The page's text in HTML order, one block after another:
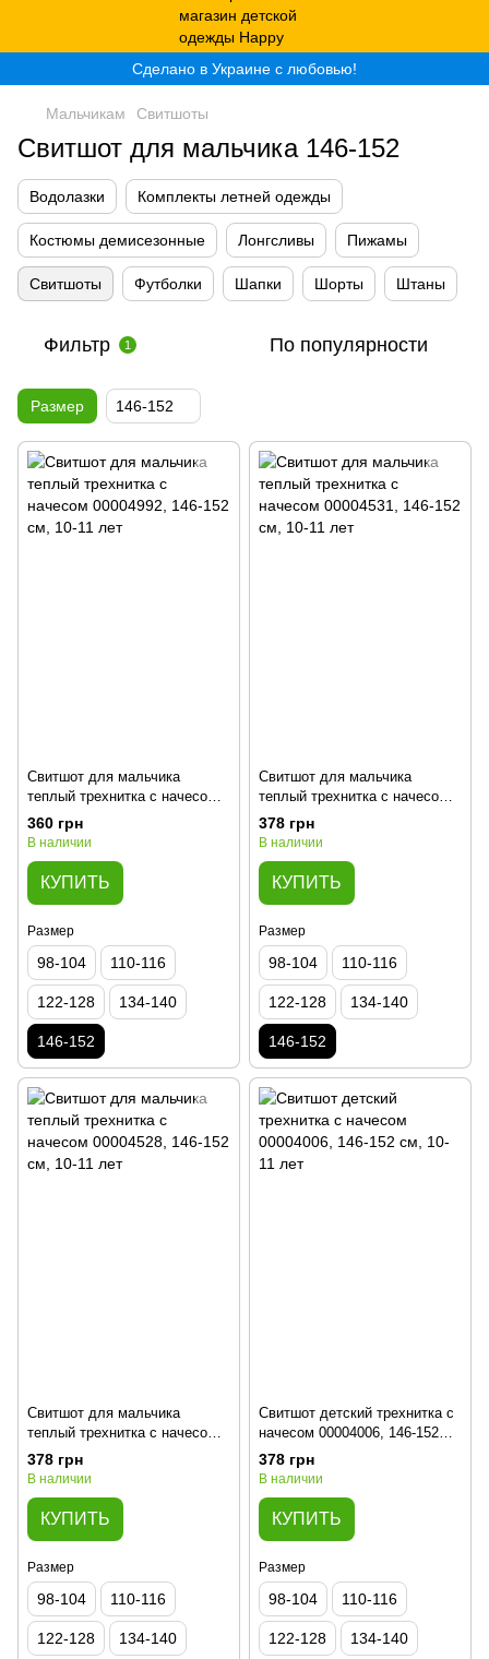
Сделано в Украине с любовью!
Мальчикам Свитшоты
Свитшот для мальчика 146-152
Водолазки Комплекты летней одежды
Костюмы демисезонные Лонгсливы Пижамы
Свитшоты Футболки Шапки Шорты Штаны
Фильтр 1 По популярности
Размер 146-152
Свитшот для мальчика
теплый трехнитка с начесом
00004992, 146-152 см, 10-11
лет
360 грн
В наличии
КУПИТЬ
Размер
98-104 110-116
122-128 134-140
146-152
Свитшот для мальчика
теплый трехнитка с начесом
00004531, 146-152 см, 10-11
лет
378 грн
В наличии
КУПИТЬ
Размер
98-104 110-116
122-128 134-140
146-152
Свитшот для мальчика
теплый трехнитка с начесом
00004528, 146-152 см, 10-11
лет
378 грн
В наличии
КУПИТЬ
Размер
98-104 110-116
122-128 134-140
Свитшот детский трехнитка с
начесом 00004006, 146-152
см, 10-11 лет
378 грн
В наличии
КУПИТЬ
Размер
98-104 110-116
122-128 134-140